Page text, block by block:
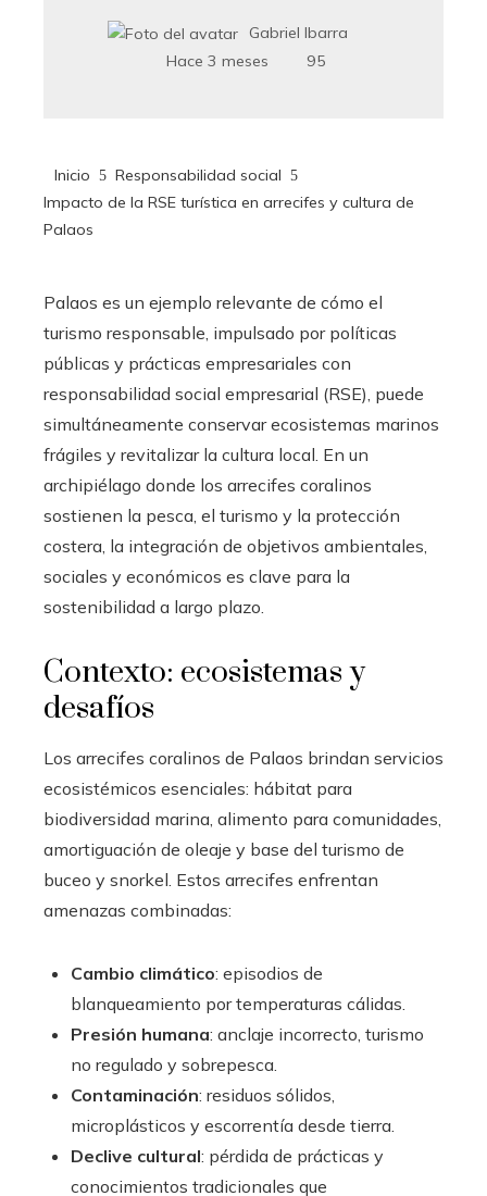
Gabriel Ibarra
Hace 3 meses
95
Inicio
Responsabilidad social
Impacto de la RSE turística en arrecifes y cultura de
Palaos
Palaos es un ejemplo relevante de cómo el
turismo responsable, impulsado por políticas
públicas y prácticas empresariales con
responsabilidad social empresarial (RSE), puede
simultáneamente conservar ecosistemas marinos
frágiles y revitalizar la cultura local. En un
archipiélago donde los arrecifes coralinos
sostienen la pesca, el turismo y la protección
costera, la integración de objetivos ambientales,
sociales y económicos es clave para la
sostenibilidad a largo plazo.
Contexto: ecosistemas y
desafíos
Los arrecifes coralinos de Palaos brindan servicios
ecosistémicos esenciales: hábitat para
biodiversidad marina, alimento para comunidades,
amortiguación de oleaje y base del turismo de
buceo y snorkel. Estos arrecifes enfrentan
amenazas combinadas:
Cambio climático: episodios de
blanqueamiento por temperaturas cálidas.
Presión humana: anclaje incorrecto, turismo
no regulado y sobrepesca.
Contaminación: residuos sólidos,
microplásticos y escorrentía desde tierra.
Declive cultural: pérdida de prácticas y
conocimientos tradicionales que